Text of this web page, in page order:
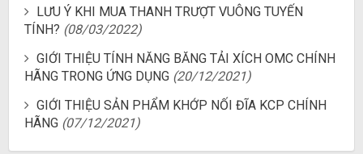
LƯU Ý KHI MUA THANH TRƯỢT VUÔNG TUYẾN
TÍNH? (08/03/2022)
GIỚI THIỆU TÍNH NĂNG BĂNG TẢI XÍCH OMC CHÍNH
HÃNG TRONG ỨNG DỤNG (20/12/2021)
GIỚI THIỆU SẢN PHẨM KHỚP NỐI ĐĨA KCP CHÍNH
HÃNG (07/12/2021)